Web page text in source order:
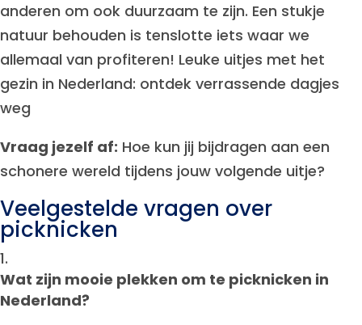
anderen om ook duurzaam te zijn. Een stukje
natuur behouden is tenslotte iets waar we
allemaal van profiteren! Leuke uitjes met het
gezin in Nederland: ontdek verrassende dagjes
weg
Vraag jezelf af: Hoe kun jij bijdragen aan een
schonere wereld tijdens jouw volgende uitje?
Veelgestelde vragen over
picknicken
Wat zijn mooie plekken om te picknicken in
Nederland?